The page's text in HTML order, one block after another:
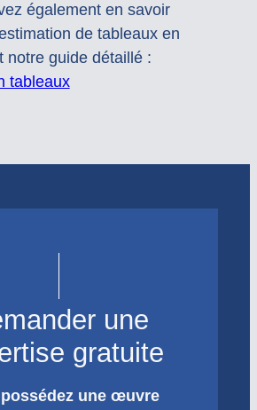
également en savoir
de tableaux en
notre guide détaillé :
tableaux
une
gratuite
une œuvre